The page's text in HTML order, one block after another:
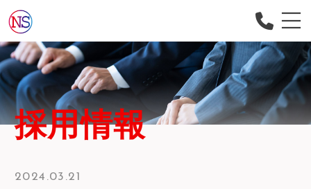
会社概要
当社について
サービス内容
スタッフの声
採用情報
2024.03.21